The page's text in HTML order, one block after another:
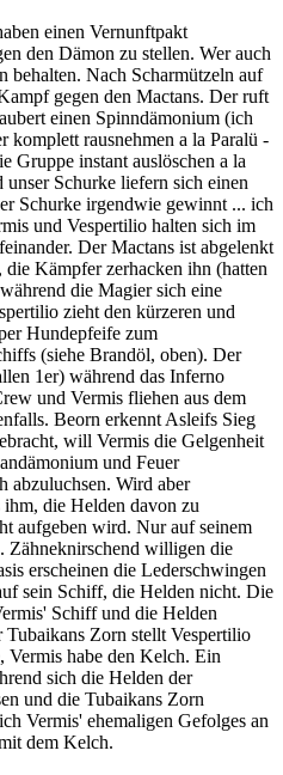
einen Vernunftpakt
den Dämon zu stellen. Wer auch
behalten. Nach Scharmützeln auf
gegen den Mactans. Der ruft
einen Spinndämonium (ich
komplett rausnehmen a la Paralü -
Gruppe instant auslöschen a la
Schurke liefern sich einen
Schurke irgendwie gewinnt ... ich
und Vespertilio halten sich im
Der Mactans ist abgelenkt
Kämpfer zerhacken ihn (hatten
die Magier sich eine
zieht den kürzeren und
Hundepfeife zum
(siehe Brandöl, oben). Der
1er) während das Inferno
und Vermis fliehen aus dem
Beorn erkennt Asleifs Sieg
will Vermis die Gelgenheit
und Feuer
abzuluchsen. Wird aber
die Helden davon zu
aufgeben wird. Nur auf seinem
Zähneknirschend willigen die
erscheinen die Lederschwingen
sein Schiff, die Helden nicht. Die
Schiff und die Helden
Zorn stellt Vespertilio
Vermis habe den Kelch. Ein
sich die Helden der
und die Tubaikans Zorn
Vermis' ehemaligen Gefolges an
dem Kelch.